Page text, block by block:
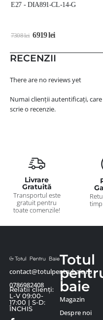
E27 - DIA891-CL-14-G
7308lei 6919lei
RECENZII
There are no reviews yet
Numai clienții autentificați,
scrie o recenzie.
Livrare
Gratuită
Transportul este
gratuit pentru
toate comenzile!
contact@totulpentrubaie.ro
0786982408
Relatii clienți:
L-V 09:00-
17:00 | S-D:
ÎNCHIS
Totul
baie
Magazin
Despre noi